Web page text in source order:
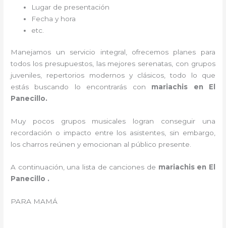
Lugar de presentación
Fecha y hora
etc.
Manejamos un servicio integral, ofrecemos planes para
todos los presupuestos, las mejores serenatas, con grupos
juveniles, repertorios modernos y clásicos, todo lo que
estás buscando lo encontrarás con mariachis en El
Panecillo.
Muy pocos grupos musicales logran conseguir una
recordación o impacto entre los asistentes, sin embargo,
los charros reúnen y emocionan al público presente.
A continuación, una lista de canciones de mariachis en El
Panecillo .
PARA MAMÁ